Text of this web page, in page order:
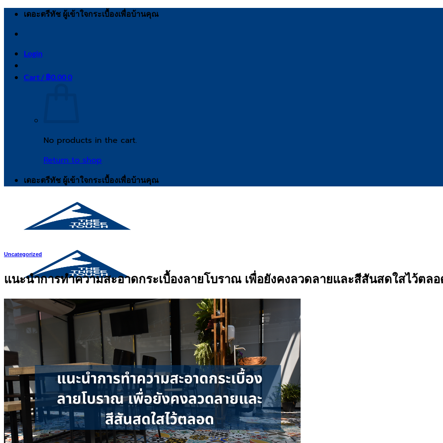
Skip
content
เดอะตรีทัช ผู้เข้าใจกระเบื้องเพื่อบ้านคุณ
Login
Cart / ฿0.000
No products in the cart.
Return to shop
เดอะตรีทัช ผู้เข้าใจกระเบื้องเพื่อบ้านคุณ
Search
สินค้า
กระเบื้องสระว่ายนํ้า
กระเบื้องสระว่ายน้ำ Cotto
กระเบื้องสระว่ายน้ำ HGn
กระเบื้องสระว่ายน้ำ TGs
กระเบื้องสระว่ายน้ำหินธรรมชาติ
กระเบื้องสระว่ายนํ้า Porcelain stone รุ่น Kyanite stone
กระเบื้องขอบสระว่ายน้ำ
Uncategorized
แนะนำการทำความสะอาดกระเบื้องลายโบราณ เพื่อยังคงลวดลายและสีสันสดใสไว้ตล